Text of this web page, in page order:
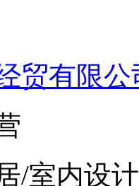
贸有限公
/室内设